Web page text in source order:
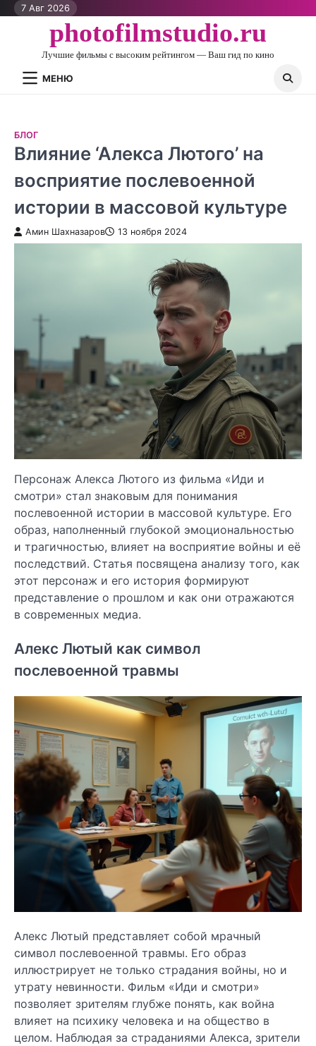
Перейти7 Авг 2026
photofilmstudio.ru
Лучшие фильмы с высоким рейтингом — Ваш гид по кино
МЕНЮ
БЛОГ
Влияние ‘Алекса Лютого’ на
восприятие послевоенной
истории в массовой культуре
Амин Шахназаров 13 ноября 2024
Персонаж Алекса Лютого из фильма «Иди и
смотри» стал знаковым для понимания
послевоенной истории в массовой культуре. Его
образ, наполненный глубокой эмоциональностью
и трагичностью, влияет на восприятие войны и её
последствий. Статья посвящена анализу того, как
этот персонаж и его история формируют
представление о прошлом и как они отражаются
в современных медиа.
Алекс Лютый как символ
послевоенной травмы
Алекс Лютый представляет собой мрачный
символ послевоенной травмы. Его образ
иллюстрирует не только страдания войны, но и
утрату невинности. Фильм «Иди и смотри»
позволяет зрителям глубже понять, как война
влияет на психику человека и на общество в
целом. Наблюдая за страданиями Алекса, зрители